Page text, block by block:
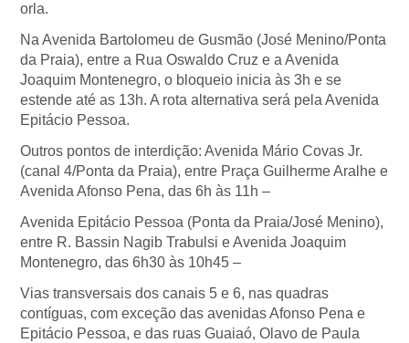
orla.
Na Avenida Bartolomeu de Gusmão (José Menino/Ponta
da Praia), entre a Rua Oswaldo Cruz e a Avenida
Joaquim Montenegro, o bloqueio inicia às 3h e se
estende até as 13h. A rota alternativa será pela Avenida
Epitácio Pessoa.
Outros pontos de interdição: Avenida Mário Covas Jr.
(canal 4/Ponta da Praia), entre Praça Guilherme Aralhe e
Avenida Afonso Pena, das 6h às 11h –
Avenida Epitácio Pessoa (Ponta da Praia/José Menino),
entre R. Bassin Nagib Trabulsi e Avenida Joaquim
Montenegro, das 6h30 às 10h45 –
Vias transversais dos canais 5 e 6, nas quadras
contíguas, com exceção das avenidas Afonso Pena e
Epitácio Pessoa, e das ruas Guaiaó, Olavo de Paula